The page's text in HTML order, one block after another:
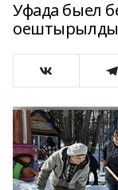
Уфада быел